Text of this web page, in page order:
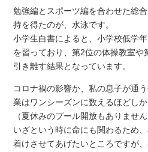
勉強編とスポーツ編を合わせた総
持を得たのが、水泳です。
小学生白書によると、小学校低学
を習っており、第2位の体操教室や
引き離す結果となっています。
コロナ禍の影響か、私の息子が通
業はワンシーズンに数えるほどしか
（夏休みのプール開放もありません
いざという時に命にも関わるため
着けさせてあげたいところですが